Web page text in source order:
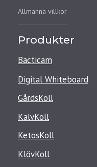
Allmänna villkor
Produkter
Bacticam
Digital Whiteboard
GårdsKoll
KalvKoll
KetosKoll
KlövKoll